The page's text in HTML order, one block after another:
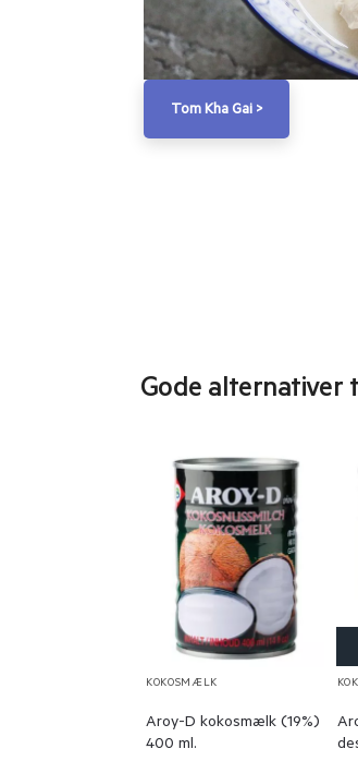
Tom Kha Gai >
Gode
KOKOSMÆLK
Aroy-D kokosmælk (19%)
400 ml.